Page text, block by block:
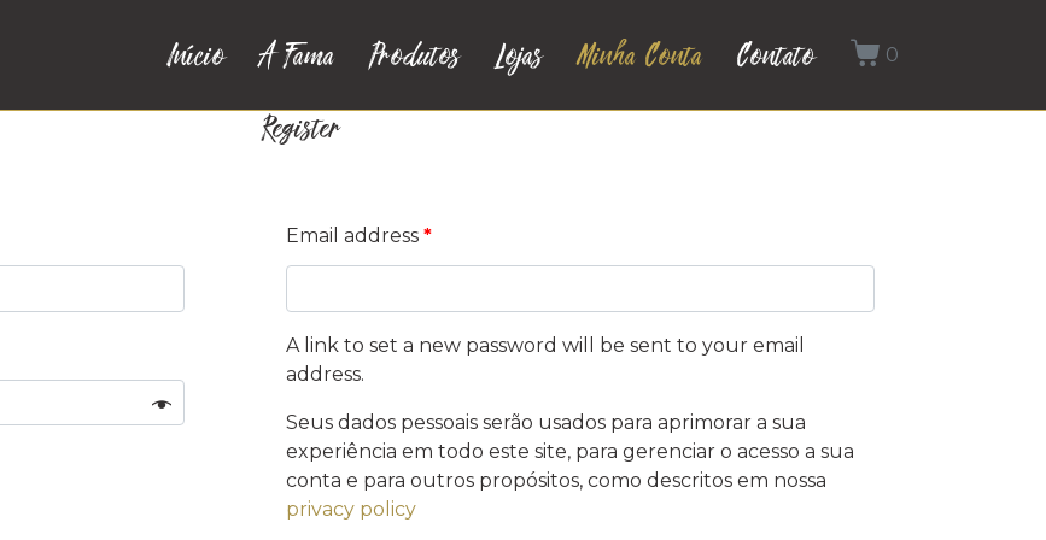
Início A Fama Produtos Lojas Minha Conta Contato 0
Register
Email address *
A link to set a new password will be sent to your email
address.
Seus dados pessoais serão usados para aprimorar a sua
experiência em todo este site, para gerenciar o acesso a sua
conta e para outros propósitos, como descritos em nossa
privacy policy